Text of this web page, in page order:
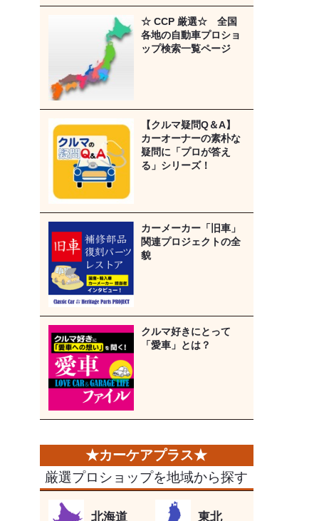
☆ CCP 厳選☆ 全国
各地の自動車プロショ
ップ検索一覧ページ
【クルマ疑問Q＆A】
カーオーナーの素朴な
疑問に「プロが答え
る」シリーズ！
カーメーカー「旧車」
関連プロジェクトの全
貌
クルマ好きにとって
「愛車」とは？
厳選プロショップを地域から探す
北海道 東北